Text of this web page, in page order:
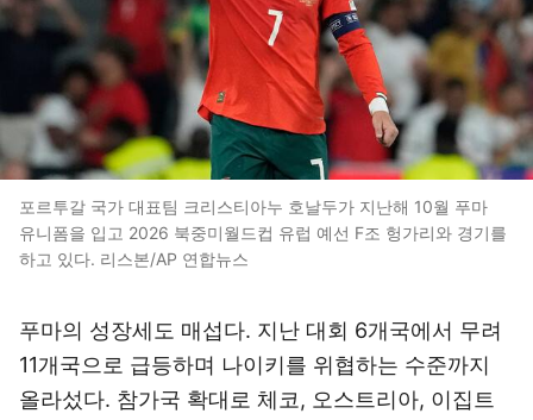
포르투갈 국가 대표팀 크리스티아누 호날두가 지난해 10월 푸마
유니폼을 입고 2026 북중미월드컵 유럽 예선 F조 헝가리와 경기를
하고 있다. 리스본/AP 연합뉴스
푸마의 성장세도 매섭다. 지난 대회 6개국에서 무려
11개국으로 급등하며 나이키를 위협하는 수준까지
올라섰다. 참가국 확대로 체코, 오스트리아, 이집트